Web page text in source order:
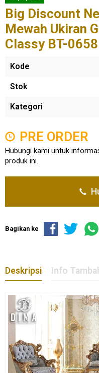
Big Discount
Mewah Ukiran
Classy BT-0658
Kode
Stok
Kategori
PRE ORDER
Hubungi kami untuk
produk ini.
Bagikan ke
Deskripsi Info